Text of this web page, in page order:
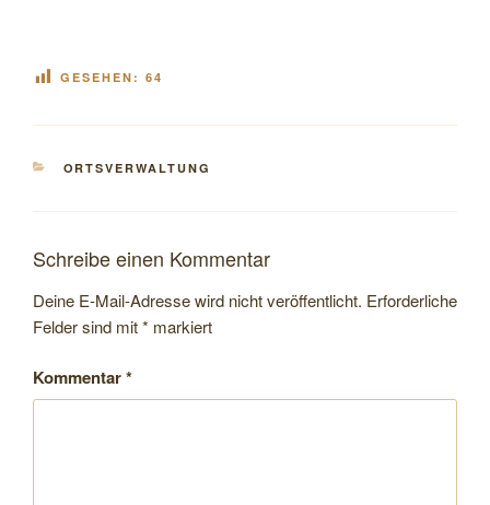
GESEHEN: 64
KATEGORIEN
ORTSVERWALTUNG
Schreibe einen Kommentar
Deine E-Mail-Adresse wird nicht veröffentlicht. Erforderliche
Felder sind mit* markiert
Kommentar*